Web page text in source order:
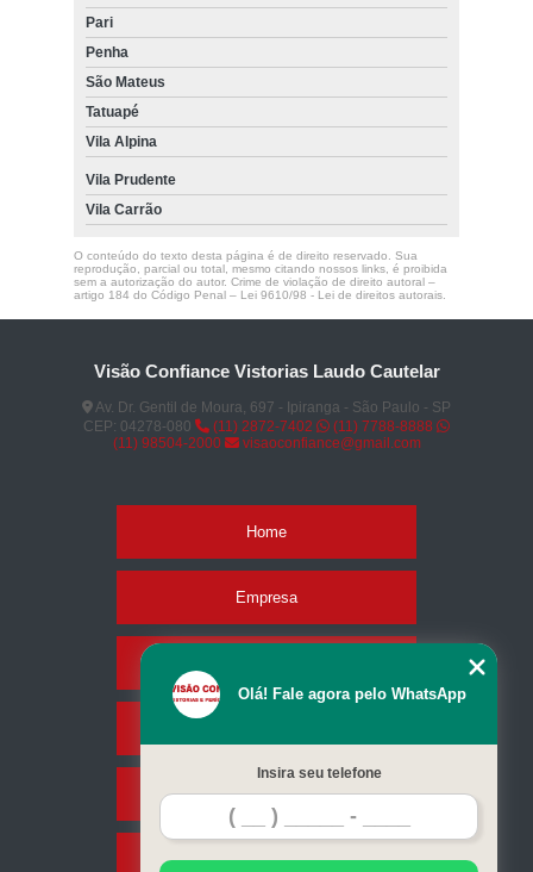
Pari
Penha
São Mateus
Tatuapé
Vila Alpina
Vila Prudente
Vila Carrão
O conteúdo do texto desta página é de direito reservado. Sua
reprodução, parcial ou total, mesmo citando nossos links, é proibida
sem a autorização do autor. Crime de violação de direito autoral –
artigo 184 do Código Penal – Lei 9610/98 - Lei de direitos autorais.
Visão Confiance Vistorias Laudo Cautelar
Av. Dr. Gentil de Moura, 697 - Ipiranga - São Paulo - SP
CEP: 04278-080
(11) 2872-7402
(11) 7788-8888
(11) 98504-2000
visaoconfiance@gmail.com
Home
Empresa
Contato
Mapa do site
Olá! Fale agora pelo WhatsApp
Insira seu telefone